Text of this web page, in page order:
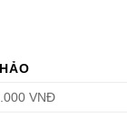
VNĐ